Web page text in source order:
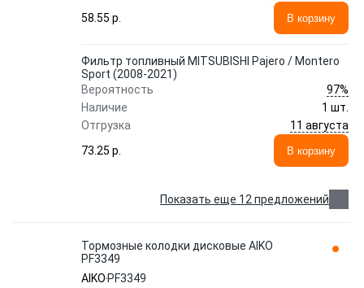
58.55 p.
В корзину
Фильтр топливный MITSUBISHI Pajero / Montero
Sport (2008-2021)
Вероятность
97%
Наличие
1 шт.
Отгрузка
11 августа
73.25 p.
В корзину
Показать еще 12 предложений
Тормозные колодки дисковые AIKO
PF3349
AIKO PF3349